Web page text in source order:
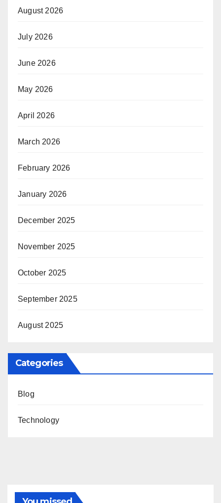
August 2026
July 2026
June 2026
May 2026
April 2026
March 2026
February 2026
January 2026
December 2025
November 2025
October 2025
September 2025
August 2025
Categories
Blog
Technology